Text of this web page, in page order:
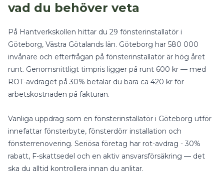
vad du behöver veta
På Hantverkskollen hittar du 29 fönsterinstallatör i
Göteborg, Västra Götalands län. Göteborg har 580 000
invånare och efterfrågan på fönsterinstallatör är hög året
runt. Genomsnittligt timpris ligger på runt 600 kr — med
ROT-avdraget på 30% betalar du bara ca 420 kr för
arbetskostnaden på fakturan.
Vanliga uppdrag som en fönsterinstallatör i Göteborg utför
innefattar fönsterbyte, fönsterdörr installation och
fönsterrenovering. Seriösa företag har rot-avdrag - 30%
rabatt, F-skattsedel och en aktiv ansvarsförsäkring — det
ska du alltid kontrollera innan du anlitar.